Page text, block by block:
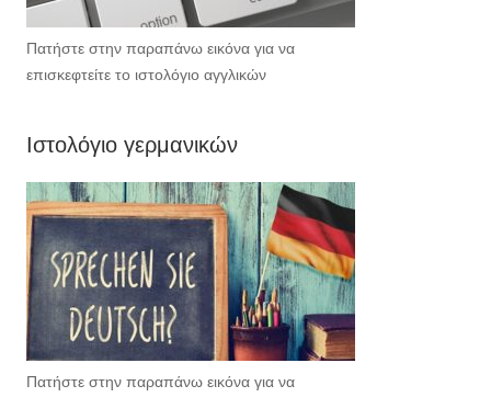
Πατήστε στην παραπάνω εικόνα για να
επισκεφτείτε το ιστολόγιο αγγλικών
Ιστολόγιο γερμανικών
Πατήστε στην παραπάνω εικόνα για να